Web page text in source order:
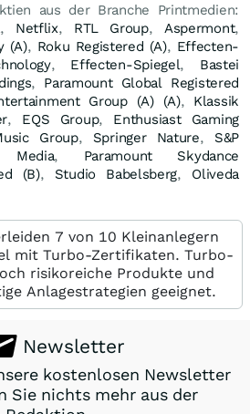
aus der Branche Printmedien:
, Netflix, RTL Group, Aspermont,
(A), Roku Registered (A), Effecten-
, Effecten-Spiegel, Bastei
, Paramount Global Registered
Group (A) (A), Klassik
, EQS Group, Enthusiast Gaming
Group, Springer Nature, S&P
Media, Paramount Skydance
(B), Studio Babelsberg, Oliveda
7 von 10 Kleinanlegern
mit Turbo-Zertifikaten. Turbo-
risikoreiche Produkte und
Anlagestrategien geeignet.
Newsletter
kostenlosen Newsletter
Sie nichts mehr aus der